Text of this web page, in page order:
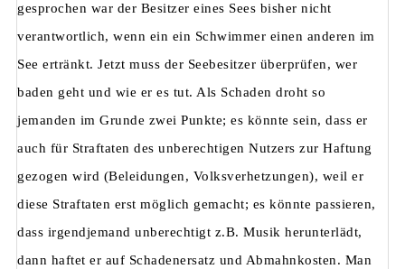
gesprochen war der Besitzer eines Sees bisher nicht
verantwortlich, wenn ein ein Schwimmer einen anderen im
See ertränkt. Jetzt muss der Seebesitzer überprüfen, wer
baden geht und wie er es tut. Als Schaden droht so
jemanden im Grunde zwei Punkte; es könnte sein, dass er
auch für Straftaten des unberechtigen Nutzers zur Haftung
gezogen wird (Beleidungen, Volksverhetzungen), weil er
diese Straftaten erst möglich gemacht; es könnte passieren,
dass irgendjemand unberechtigt z.B. Musik herunterlädt,
dann haftet er auf Schadenersatz und Abmahnkosten. Man